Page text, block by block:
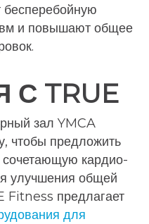
и повышают общее
С TRUE
зал YMCA
чтобы предложить
сочетающую кардио-
улучшения общей
Fitness предлагает
для